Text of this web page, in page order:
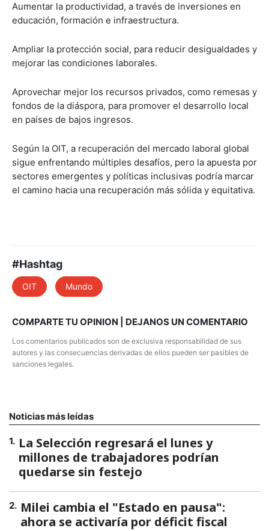
Aumentar la productividad, a través de inversiones en
educación, formación e infraestructura.
Ampliar la protección social, para reducir desigualdades y
mejorar las condiciones laborales.
Aprovechar mejor los recursos privados, como remesas y
fondos de la diáspora, para promover el desarrollo local
en países de bajos ingresos.
Según la OIT, a recuperación del mercado laboral global
sigue enfrentando múltiples desafíos, pero la apuesta por
sectores emergentes y políticas inclusivas podría marcar
el camino hacia una recuperación más sólida y equitativa.
#Hashtag
OIT Mundo
COMPARTE TU OPINION | DEJANOS UN COMENTARIO
Los comentarios publicados son de exclusiva responsabilidad de sus
autores y las consecuencias derivadas de ellos pueden ser pasibles de
sanciones legales.
Noticias más leídas
1. La Selección regresará el lunes y
millones de trabajadores podrían
quedarse sin festejo
2. Milei cambia el "Estado en pausa":
ahora se activaría por déficit fiscal